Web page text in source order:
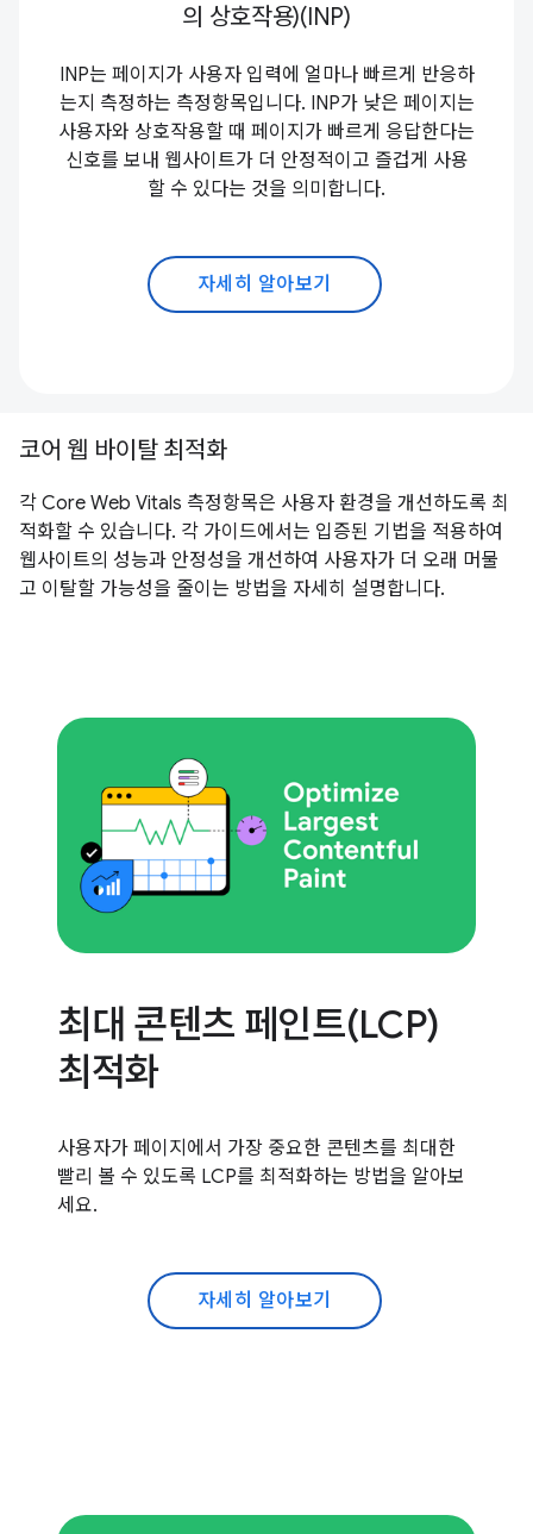
의 상호작용)(INP)
INP는 페이지가 사용자 입력에 얼마나 빠르게 반응하
는지 측정하는 측정항목입니다. INP가 낮은 페이지는
사용자와 상호작용할 때 페이지가 빠르게 응답한다는
신호를 보내 웹사이트가 더 안정적이고 즐겁게 사용
할 수 있다는 것을 의미합니다.
자세히 알아보기
코어 웹 바이탈 최적화
각 Core Web Vitals 측정항목은 사용자 환경을 개선하도록 최
적화할 수 있습니다. 각 가이드에서는 입증된 기법을 적용하여
웹사이트의 성능과 안정성을 개선하여 사용자가 더 오래 머물
고 이탈할 가능성을 줄이는 방법을 자세히 설명합니다.
최대 콘텐츠 페인트(LCP)
최적화
사용자가 페이지에서 가장 중요한 콘텐츠를 최대한
빨리 볼 수 있도록 LCP를 최적화하는 방법을 알아보
세요.
자세히 알아보기